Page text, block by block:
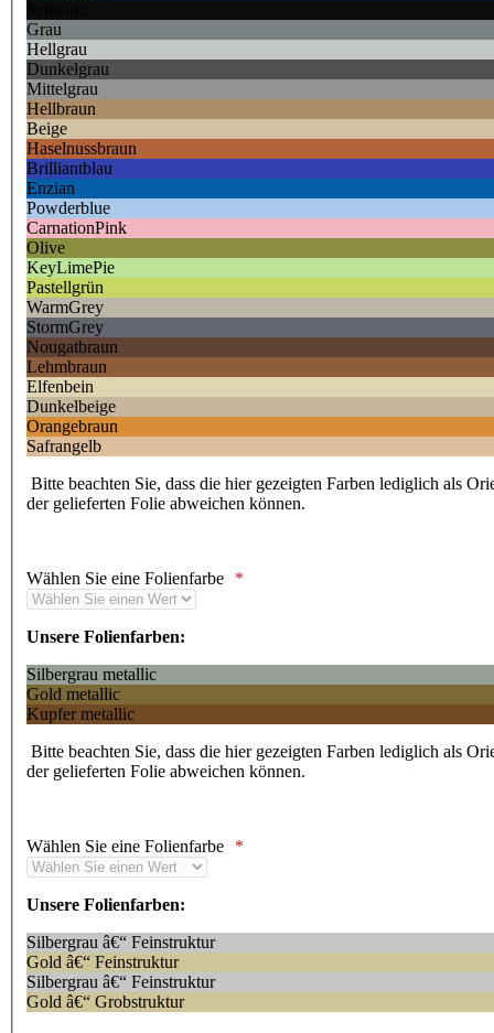
Grau
Hellgrau
Dunkelgrau
Mittelgrau
Hellbraun
Beige
Haselnussbraun
Brilliantblau
Enzian
Powderblue
CarnationPink
Olive
KeyLimePie
Pastellgrün
WarmGrey
StormGrey
Nougatbraun
Lehmbraun
Elfenbein
Dunkelbeige
Orangebraun
Safrangelb
Bitte beachten Sie, dass die hier gezeigten Farben lediglich als
der gelieferten Folie abweichen können.
Wählen Sie eine Folienfarbe
Unsere Folienfarben:
Silbergrau metallic
Gold metallic
Kupfer metallic
Bitte beachten Sie, dass die hier gezeigten Farben lediglich als
der gelieferten Folie abweichen können.
Wählen Sie eine Folienfarbe
Unsere Folienfarben:
Silbergrau â€“ Feinstruktur
Gold â€“ Feinstruktur
Silbergrau â€“ Feinstruktur
Gold â€“ Grobstruktur